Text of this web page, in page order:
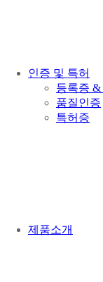
인증 및 특허
등록증 &
품질인증
특허증
제품소개